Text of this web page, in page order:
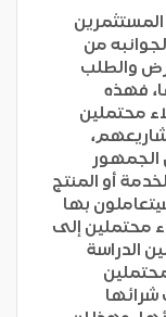
من
والطلب
فهذه
محتملين
أو المنتج
بها
محتملين إلى
الدراسة
شرائها